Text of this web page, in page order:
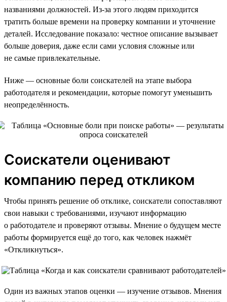
названиями должностей. Из-за этого людям приходится
тратить больше времени на проверку компании и уточнение
деталей. Исследование показало: честное описание вызывает
больше доверия, даже если сами условия сложные или
не самые привлекательные.
Ниже — основные боли соискателей на этапе выбора
работодателя и рекомендации, которые помогут уменьшить
неопределённость.
Соискатели оценивают
компанию перед откликом
Чтобы принять решение об отклике, соискатели сопоставляют
свои навыки с требованиями, изучают информацию
о работодателе и проверяют отзывы. Мнение о будущем месте
работы формируется ещё до того, как человек нажмёт
«Откликнуться».
Один из важных этапов оценки — изучение отзывов. Мнения